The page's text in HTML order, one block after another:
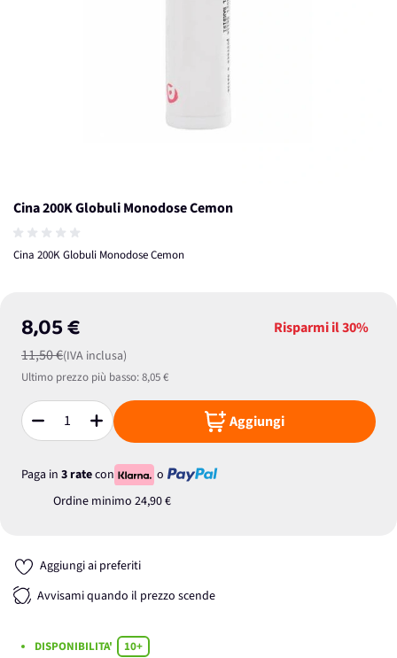
Cina 200K Globuli Monodose Cemon
Cina 200K Globuli Monodose Cemon
8,05 €
11,50 €(IVA inclusa)
Risparmi il30%
Ultimo prezzo più basso:8,05 €
Quantità Aggiungi
Paga in 3 ratecon
o
Ordine minimo 24,90 €
Aggiungi ai preferiti
Avvisami quando il prezzo scende
DISPONIBILITA'
10+